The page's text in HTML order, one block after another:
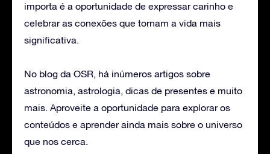
importa é a oportunidade de expressar carinho e
celebrar as conexões que tornam a vida mais
significativa.
No blog da OSR, há inúmeros artigos sobre
astronomia, astrologia, dicas de presentes e muito
mais. Aproveite a oportunidade para explorar os
conteúdos e aprender ainda mais sobre o universo
que nos cerca.